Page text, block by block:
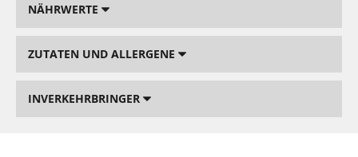
NÄHRWERTE
ZUTATEN UND ALLERGENE
INVERKEHRBRINGER